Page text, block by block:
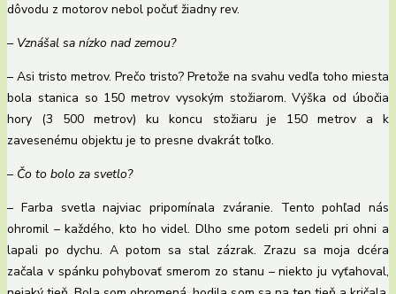
dôvodu z motorov nebol počuť žiadny rev.
– Vznášal sa nízko nad zemou?
– Asi tristo metrov. Prečo tristo? Pretože na svahu vedľa toho miesta
bola stanica so 150 metrov vysokým stožiarom. Výška od úbočia
hory (3 500 metrov) ku koncu stožiaru je 150 metrov a k
zavesenému objektu je to presne dvakrát toľko.
– Čo to bolo za svetlo?
– Farba svetla najviac pripomínala zváranie. Tento pohľad nás
ohromil – každého, kto ho videl. Dlho sme potom sedeli pri ohni a
lapali po dychu. A potom sa stal zázrak. Zrazu sa moja dcéra
začala v spánku pohybovať smerom zo stanu – niekto ju vyťahoval,